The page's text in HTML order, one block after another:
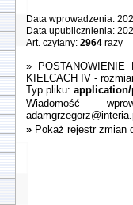
Data wprowadzenia:
Data upublicznienia:
Art. czytany: 2964razy
»
KIELCACH IV-
Typ pliku:
Wiadomość
» Pokaż rejestr zmian